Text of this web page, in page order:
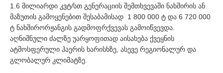
1.6 მილიარდი კვტ/სთ გენერაციის შემთხვევაში ნახშირის ან
მაზუთის გამოყენებით შესაბამისად 1 800 000 ტ და 6 720 000
ტ ნახშირორჟანგის გადმოფრქვევას გამოიწვევდა.
აღნიშნული ძალზე უარყოფითად აისახება ქვეყნის
ატმოსფერული ჰაერის ხარისხზე, ასევე რეგიონალურ და
გლობალურ კლიმატზე.